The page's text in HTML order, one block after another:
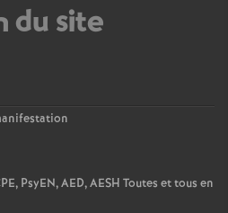
r
O
du site
PsyEN, AED, AESH Toutes et tous en